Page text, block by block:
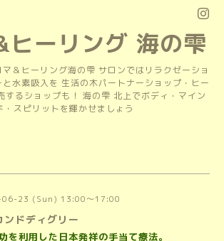
ヒーリング 海の雫
＆ヒーリング海の雫 サロンではリラクゼーショ
水素吸入を 生活の木パートナーショップ・ヒー
するショップも！ 海の雫 北上でボディ・マイン
・スピリットを輝かせましょう
23 (Sun) 13:00～17:00
ドディグリー
を利用した日本発祥の手当て療法。